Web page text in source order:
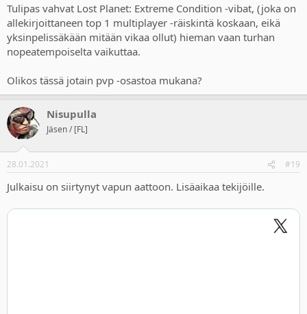
Tulipas vahvat Lost Planet: Extreme Condition -vibat, (joka on
allekirjoittaneen top 1 multiplayer -räiskintä koskaan, eikä
yksinpelissäkään mitään vikaa ollut) hieman vaan turhan
nopeatempoiselta vaikuttaa.
Olikos tässä jotain pvp -osastoa mukana?
Nisupulla
Jäsen / [FL]
28.01.2021 #19
Julkaisu on siirtynyt vapun aattoon. Lisäaikaa tekijöille.